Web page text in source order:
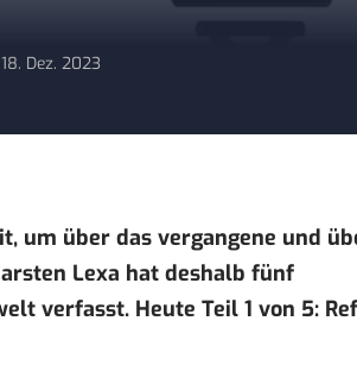
Dez. 2023
um über das vergangene und
Lexa hat deshalb fünf
verfasst. Heute Teil 1 von 5: